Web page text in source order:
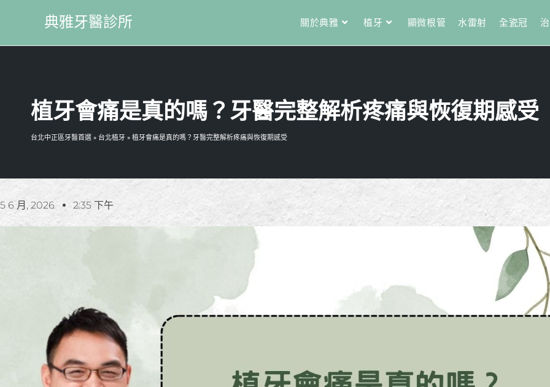
典雅牙醫診所 關於典雅 植牙 顯微根管 水雷射 全瓷冠
植牙會痛是真的嗎？牙醫完整解析疼痛與恢復期感受
台北中正區牙醫首選 » 台北植牙 » 植牙會痛是真的嗎？牙醫完整解析疼痛與恢復期感受
5 6 月, 2026 2:35 下午